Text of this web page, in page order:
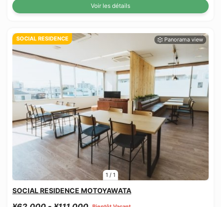
Voir les détails
1 / 1
SOCIAL RESIDENCE
SOCIAL RESIDENCE MOTOYAWATA